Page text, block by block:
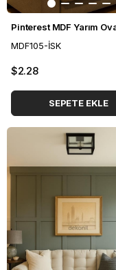
MDF105-İSK
$2.28
SEPETE EKLE